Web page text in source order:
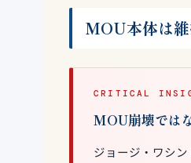
MOU本体は
CRITICAL
MOU崩壊では
ジョージ・ワシ